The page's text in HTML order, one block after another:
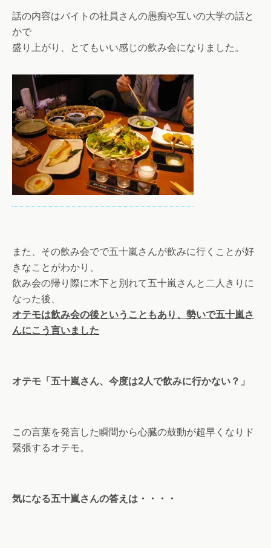
話の内容はバイトの社員さんの愚痴や互いの大学の話と
かで
盛り上がり、とてもいい感じの飲み会になりました。
また、その飲み会でで五十嵐さんが飲みに行くことが好
きなことがわかり、
飲み会の帰り際に木下と別れて五十嵐さんと二人きりに
なった後、
オテモは飲み会の後ということもあり、勢いで五十嵐さ
んにこう言いました
オテモ「五十嵐さん、今度は2人で飲みに行かない？」
この言葉を発言した瞬間から心臓の鼓動が超早くなりド
緊張するオテモ。
気になる五十嵐さんの答えは・・・・